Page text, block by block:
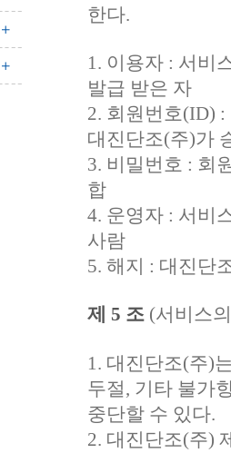
한다.
1. 이용자 : 서비
발급 받은 자
2. 회원번호(ID)
대진단조(주)가
3. 비밀번호 : 회
합
4. 운영자 : 서비
사람
5. 해지 : 대진단
제 5 조 (서비스
1. 대진단조(주)
두절, 기타 불가
중단할 수 있다.
2. 대진단조(주)